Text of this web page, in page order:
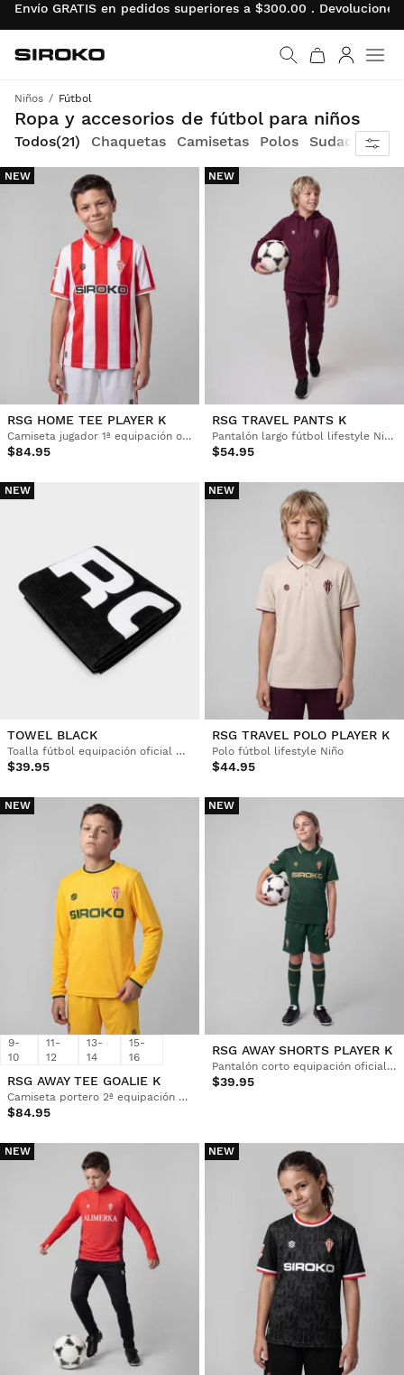
Envío GRATIS en pedidos superiores a $300.00 .
Ir a la página de inicio
Siroko.com
Niños Fútbol
Ropa y accesorios de fútbol para niños
Todo lo necesario para vivir tu pasión por el fútbol
Todos(21) Chaquetas Camisetas Polos Sudaderas
NEW
RSG HOME TEE PLAYER K
Camiseta jugador 1ª equipación oficial del Real Sporting de Gijón Niño
$84.95
NEW
RSG TRAVEL PANTS K
Pantalón largo fútbol lifestyle Niño
$54.95
NEW
TOWEL BLACK
Toalla fútbol equipación oficial del Real Sporting de Gijón
$39.95
NEW
RSG TRAVEL POLO PLAYER K
Polo fútbol lifestyle Niño
$44.95
NEW
9-
10
11-
12
13-
14
15-
16
RSG AWAY TEE GOALIE K
Camiseta portero 2ª equipación oficial del Real Sporting de Gijón Niño
$84.95
NEW
RSG AWAY SHORTS PLAYER K
Pantalón corto equipación oficial del Real Sporting de Gijón Niño
$39.95
NEW NEW